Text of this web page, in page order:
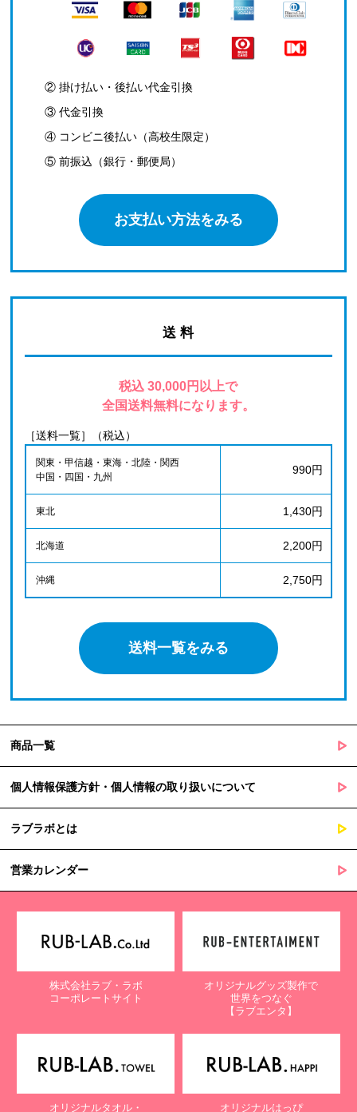
② 掛け払い・後払い代金引換
③ 代金引換
④ コンビニ後払い（高校生限定）
⑤ 前振込（銀行・郵便局）
お支払い方法をみる
送 料
税込 30,000円以上で
全国送料無料になります。
［送料一覧］（税込）
関東・甲信越・東海・北陸・関西
中国・四国・九州
990円
東北 1,430円
北海道 2,200円
沖縄 2,750円
送料一覧をみる
商品一覧
個人情報保護方針・個人情報の取り扱いについて
ラブラボとは
営業カレンダー
株式会社ラブ・ラボ
コーポレートサイト
オリジナルグッズ製作で
世界をつなぐ
【ラブエンタ】
オリジナルタオル・ オリジナルはっぴ